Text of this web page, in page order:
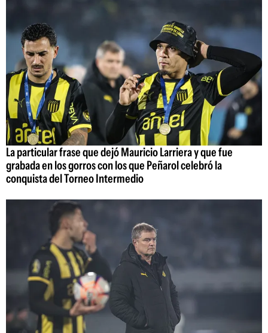
La particular frase que dejó Mauricio Larriera y que fue
grabada en los gorros con los que Peñarol celebró la
conquista del Torneo Intermedio